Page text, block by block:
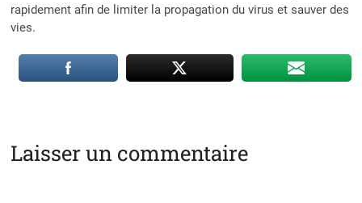
rapidement afin de limiter la propagation du virus et sauver des
vies.
Laisser un commentaire